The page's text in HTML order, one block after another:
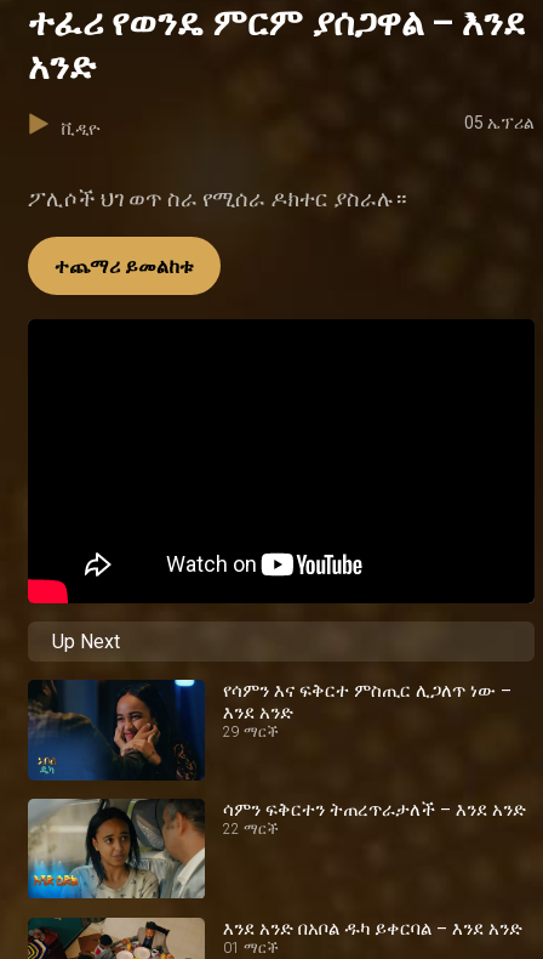
ተፈሪ የወንዴ ምርም ያሰጋዋል – እንደ
አንድ
ቪዲዮ 05 ኤፕሪል
ፖሊሶች ህገ ወጥ ስራ የሚሰራ ዶክተር ያስራሉ።
ተጨማሪ ይመልከቱ
Up Next
የሳምን እና ፍቅርተ ምስጢር ሊጋለጥ ነው –
እንደ አንድ
29 ማርች
ሳምን ፍቅርተን ትጠረጥራታለች – እንደ አንድ
22 ማርች
እንደ አንድ በአቦል ዱካ ይቀርባል – እንደ አንድ
01 ማርች